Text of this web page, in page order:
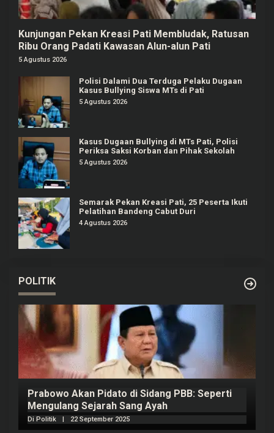
Kunjungan Pekan Kreasi Pati Membludak, Ratusan
Ribu Orang Padati Kawasan Alun-alun Pati
5 Agustus 2026
Polisi Dalami Dua Terduga Pelaku Dugaan
Kasus Bullying Siswa MTs di Pati
5 Agustus 2026
Kasus Dugaan Bullying di MTs Pati, Polisi
Periksa Saksi Korban dan Pihak Sekolah
5 Agustus 2026
Semarak Pekan Kreasi Pati, 25 Peserta Ikuti
Pelatihan Bandeng Cabut Duri
4 Agustus 2026
POLITIK
Prabowo Akan Pidato di Sidang PBB: Seperti
Mengulang Sejarah Sang Ayah
Di Politik 22 September 2025